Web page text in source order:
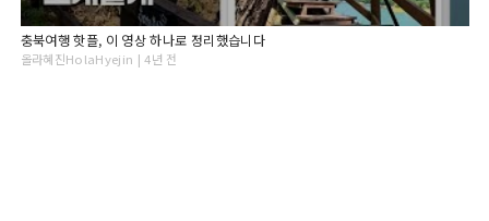
충북여행 핫플, 이 영상 하나로 정리했습니다
올라혜진HolaHyejin | 4년 전